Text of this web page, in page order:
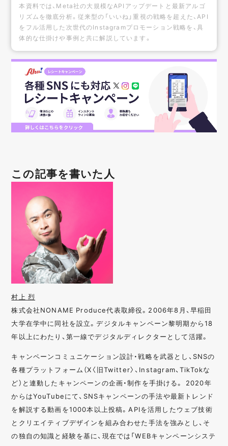
本資料では、Meta社の大規模なAPIアップデートと最新アルゴ
リズムを徹底分析。従来型の「いいね」重視の戦略を超えた、API
をフル活用した次世代のInstagramプロモーション戦略を、具
体的な仕掛けや事例と共に解説しています。
この記事を書いた人
村上 烈
株式会社NONAME Produce代表取締役。2006年8月、早稲田
大学在学中に同社を設立。デジタルキャンペーン黎明期から18
年以上にわたり、第一線でデジタルディレクターとして活躍。
キャンペーンコミュニケーション設計・戦略を武器とし、SNSの
各種プラットフォーム（X〈旧Twitter〉、Instagram、TikTokな
ど）と連動したキャンペーンの企画・制作を手掛ける。 2020年
からはYouTubeにて、SNSキャンペーンの手法や最新トレンド
を解説する動画を1000本以上投稿。APIを活用したウェブ技術
とクリエイティブデザインを組み合わせた手法を強みとし、そ
の独自の知識と経験を基に、現在では「WEBキャンペーンシステ